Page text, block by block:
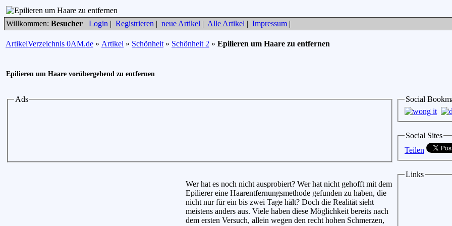
Willkommen: Besucher Login | Registrieren | neue Artikel | Alle Artikel | Impressum |
ArtikelVerzeichnis 0AM.de » Artikel » Schönheit » Schönheit 2 » Epilieren um Haare zu entfernen
Epilieren um Haare vorübergehend zu entfernen
Ads
Wer hat es noch nicht ausprobiert? Wer hat nicht gehofft mit dem
Epilierer eine Haarentfernungsmethode gefunden zu haben, die
nicht nur für ein bis zwei Tage hält? Doch die Realität sieht
meistens anders aus. Viele haben diese Möglichkeit bereits nach
dem ersten Versuch, allein wegen den recht hohen Schmerzen,
Social
Social Sites
Teilen
Links